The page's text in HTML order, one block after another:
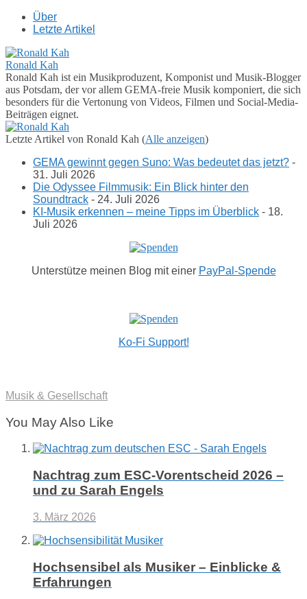
Über
Letzte Artikel
Ronald Kah
Ronald Kah ist ein Musikproduzent, Komponist und Musik-Blogger
aus Potsdam, der vor allem GEMA-freie Musik komponiert, die sich
besonders für die Vertonung von Videos, Filmen und Social-Media-
Beiträgen eignet.
Letzte Artikel von Ronald Kah (Alle anzeigen)
GEMA gewinnt gegen Suno: Was bedeutet das jetzt? -
31. Juli 2026
Die Odyssee Filmmusik: Ein Blick hinter den
Soundtrack - 24. Juli 2026
KI-Musik erkennen – meine Tipps im Überblick - 18.
Juli 2026
Unterstütze meinen Blog mit einer PayPal-Spende
Ko-Fi Support!
Musik & Gesellschaft
You May Also Like
Nachtrag zum ESC-Vorentscheid 2026 –
und zu Sarah Engels
3. März 2026
Hochsensibel als Musiker – Einblicke &
Erfahrungen